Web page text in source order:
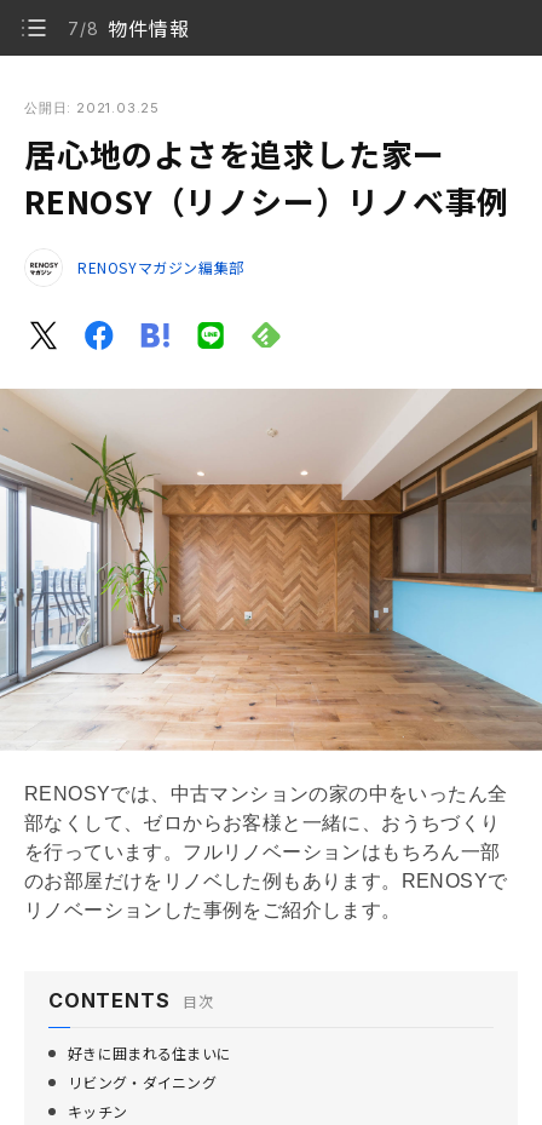
7/8 物件情報
例
1/8 好きに囲まれる住まいに
2/8 リビング・ダイニング
3/8 キッチン
4/8 寝室
5/8 玄関
サニタリー
7/8 物件情報
間取り
公開日: 2021.03.25
居心地のよさを追求した家ー
RENOSY（リノシー）リノベ事例
RENOSYマガジン編集部
RENOSYでは、中古マンションの家の中をいったん全
部なくして、ゼロからお客様と一緒に、おうちづくり
を行っています。フルリノベーションはもちろん一部
のお部屋だけをリノベした例もあります。RENOSYで
リノベーション した事例をご紹介します。
CONTENTS 目次
好きに囲まれる住まいに
リビング・ダイニング
キッチン